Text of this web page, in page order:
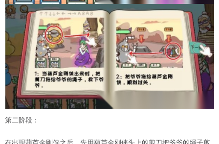
第二阶段：
在出现葫芦金刚侠之后，先用葫芦金刚侠头上的剪刀把爷爷的绳子剪